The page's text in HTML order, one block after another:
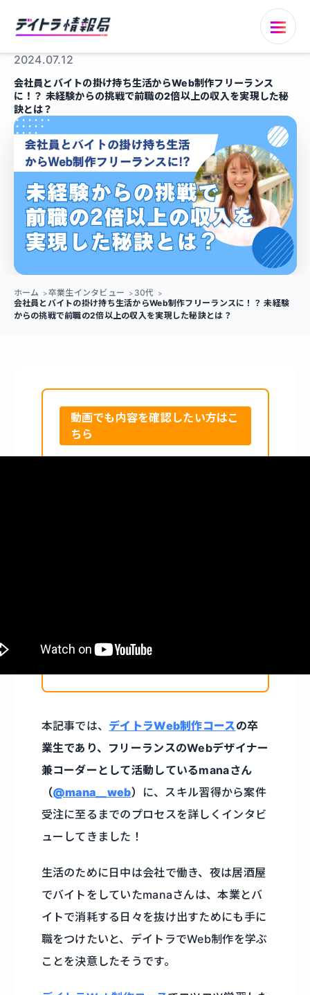
2024.07.12
会社員とバイトの掛け持ち生活からWeb制作フリーランス
に！？ 未経験からの挑戦で前職の2倍以上の収入を実現した秘
訣とは？
ホーム 卒業生インタビュー
30代
会社員とバイトの掛け持ち生活からWeb制作フリーランスに！？ 未経験
からの挑戦で前職の2倍以上の収入を実現した秘訣とは？
動画でも内容を確認したい方はこ
ちら
本記事では、 デイトラWeb制作コースの卒
業生であり、フリーランスのWebデザイナー
兼コーダーとして活動しているmanaさん
（@mana__web）
に、スキル習得から案件
受注に至るまでのプロセスを詳しくインタビ
ューしてきました！
生活のために日中は会社で働き、夜は居酒屋
でバイトをしていたmanaさんは、本業とバ
イトで消耗する日々を抜け出すためにも手に
職をつけたいと、デイトラでWeb制作を学ぶ
ことを決意したそうです。